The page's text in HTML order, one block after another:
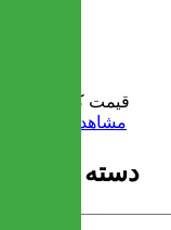
قیمت کل:
مشاهده سبد خرید
دسته بندی ها